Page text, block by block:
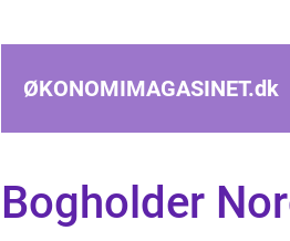
ØKONOMIMAGASINET.dk
Bogholder